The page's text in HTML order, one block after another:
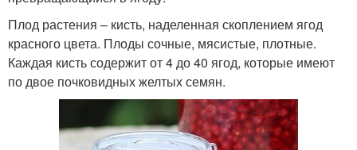
Плод растения – кисть, наделенная скоплением ягод
красного цвета. Плоды сочные, мясистые, плотные.
Каждая кисть содержит от 4 до 40 ягод, которые имеют
по двое почковидных желтых семян.